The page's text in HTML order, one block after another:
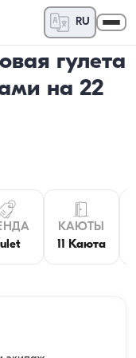
RU
гулета
на 22
КАЮТЫ
11 Каюта